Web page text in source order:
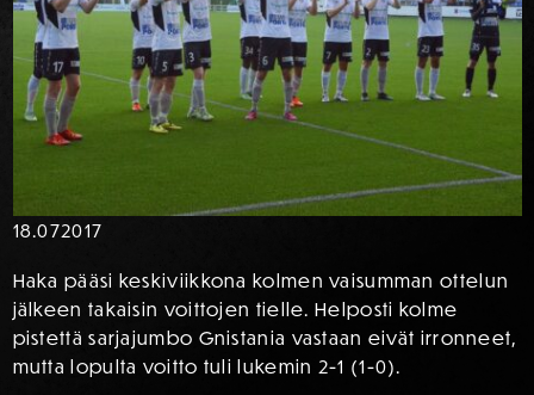
18.072017
Haka pääsi keskiviikkona kolmen vaisumman ottelun
jälkeen takaisin voittojen tielle. Helposti kolme
pistettä sarjajumbo Gnistania vastaan eivät irronneet,
mutta lopulta voitto tuli lukemin 2-1 (1-0).